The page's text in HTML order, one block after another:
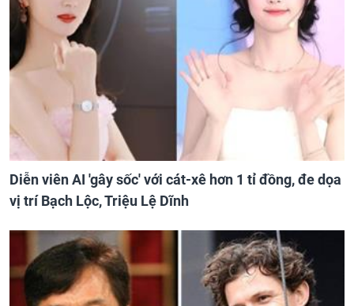
Diễn viên AI 'gây sốc' với cát-xê hơn 1 tỉ đồng, đe dọa
vị trí Bạch Lộc, Triệu Lệ Dĩnh